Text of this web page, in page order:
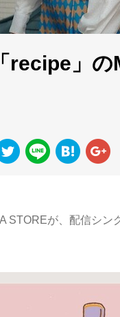
recipe」の
STOREが、配信シン